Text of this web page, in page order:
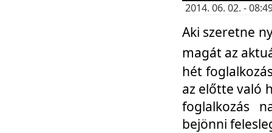
2014. 06. 02. -
Aki szeretne
magát az
hét
az előtte való
foglalkozás
bejönni